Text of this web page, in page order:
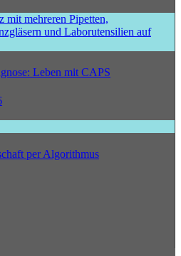
Leben mit CAPS
per Algorithmus